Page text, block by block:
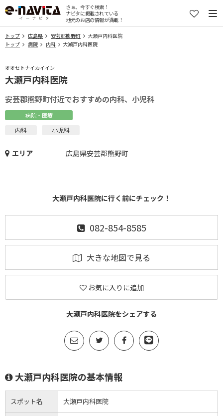
さぁ、今すぐ検索！
ナビタに掲載されている
地元のお店の情報が満載！
トップ 広島県 安芸郡熊野町
大瀬戸内科医院
トップ
病院 内科 大瀬戸内科医院
オオセトナイカイイン
大瀬戸内科医院
安芸郡熊野町付近でおすすめの内科、小児科
病院・医療
内科 小児科
エリア 広島県安芸郡熊野町
大瀬戸内科医院に行く前にチェック！
082-854-8585
大きな地図で見る
お気に入りに追加
大瀬戸内科医院をシェアする
大瀬戸内科医院の基本情報
スポット名 大瀬戸内科医院